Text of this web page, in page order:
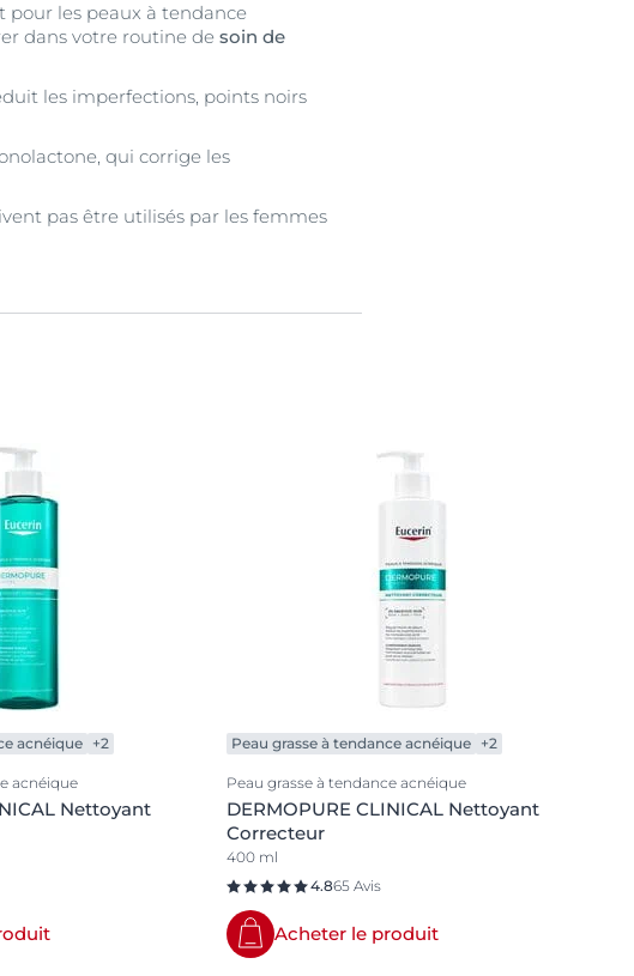
pour les peaux à tendance
dans votre routine de soin de
les imperfections, points noirs
qui corrige les
pas être utilisés par les femmes
acnéique +2
acnéique
Nettoyant
Peau grasse à tendance acnéique +2
Peau grasse à tendance acnéique
DERMOPURE CLINICAL Nettoyant
Correcteur
400 ml
4.865 Avis
Acheter le produit